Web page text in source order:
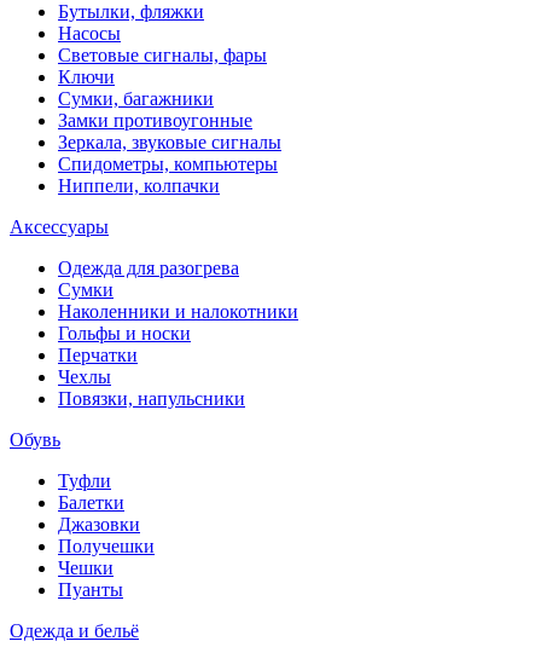
Бутылки, фляжки
Насосы
Световые сигналы, фары
Ключи
Сумки, багажники
Замки противоугонные
Зеркала, звуковые сигналы
Спидометры, компьютеры
Ниппели, колпачки
Аксессуары
Одежда для разогрева
Сумки
Наколенники и налокотники
Гольфы и носки
Перчатки
Чехлы
Повязки, напульсники
Обувь
Туфли
Балетки
Джазовки
Получешки
Чешки
Пуанты
Одежда и бельё